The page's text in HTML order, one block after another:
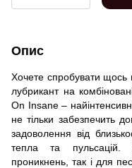
Опис
Хочете спробувати щось
лубрикант на
On Insane –
не тільки забезпечить
задоволення від
тепла та пульсацій.
проникнень, так і для